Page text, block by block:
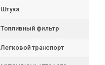
Штука
Топливный фильтр
Легковой транспорт